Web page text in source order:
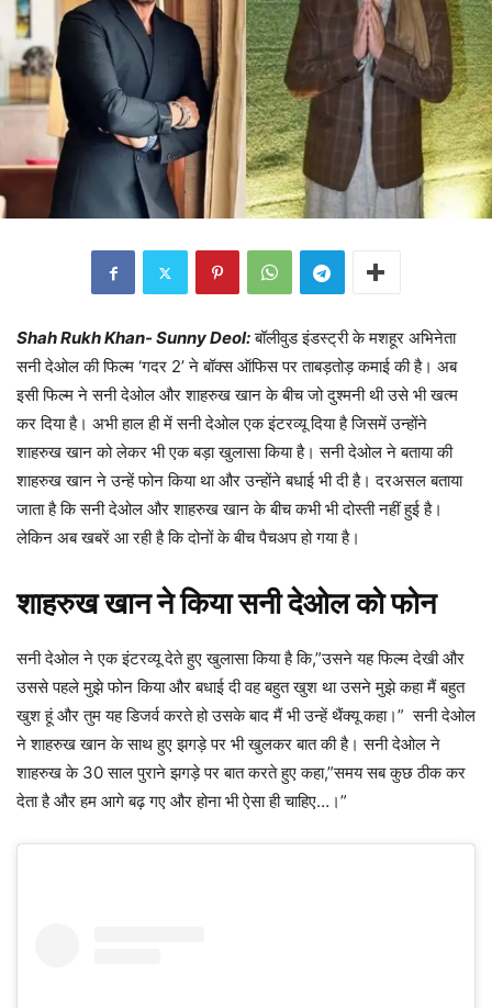
Shah Rukh Khan- Sunny Deol:बॉलीवुड इंडस्ट्री के मशहूर अभिनेता
सनी देओल की फिल्म ‘गदर 2’ ने बॉक्स ऑफिस पर ताबड़तोड़ कमाई की है। अब
इसी फिल्म ने सनी देओल और शाहरुख खान के बीच जो दुश्मनी थी उसे भी खत्म
कर दिया है। अभी हाल ही में सनी देओल एक इंटरव्यू दिया है जिसमें उन्होंने
शाहरुख खान को लेकर भी एक बड़ा खुलासा किया है। सनी देओल ने बताया की
शाहरुख खान ने उन्हें फोन किया था और उन्होंने बधाई भी दी है। दरअसल बताया
जाता है कि सनी देओल और शाहरुख खान के बीच कभी भी दोस्ती नहीं हुई है।
लेकिन अब खबरें आ रही है कि दोनों के बीच पैचअप हो गया है।
शाहरुख खान ने किया सनी देओल को फोन
सनी देओल ने एक इंटरव्यू देते हुए खुलासा किया है कि,”उसने यह फिल्म देखी और
उससे पहले मुझे फोन किया और बधाई दी वह बहुत खुश था उसने मुझे कहा मैं बहुत
खुश हूं और तुम यह डिजर्व करते हो उसके बाद मैं भी उन्हें थैंक्यू कहा।” ‌ सनी देओल
ने शाहरुख खान के साथ हुए झगड़े पर भी खुलकर बात की है। सनी देओल ने
शाहरुख के 30 साल पुराने झगड़े पर बात करते हुए कहा,”समय सब कुछ ठीक कर
देता है और हम आगे बढ़ गए और होना भी ऐसा ही चाहिए…।”